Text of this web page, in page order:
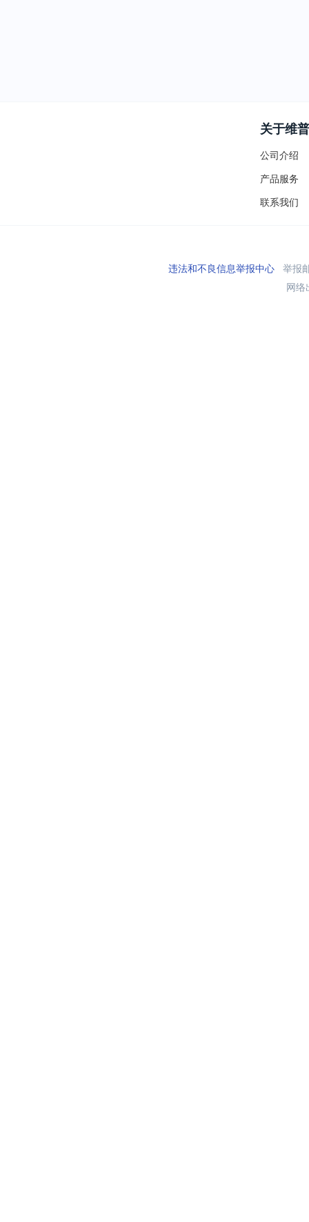
关于维普
公司介绍
产品服务
联系我们
违法和不良信息举报中心举报
网